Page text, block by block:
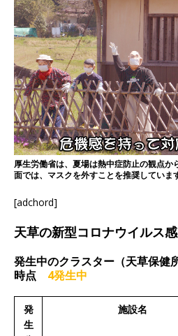
厚生労働省は、夏場は熱中症防止の観点
面では、マスクを外すことを推奨していま
[adchord]
天草の新型コロナウイルス
発生中のクラスター（天草保健
時点 4発生中
発
生
施設名